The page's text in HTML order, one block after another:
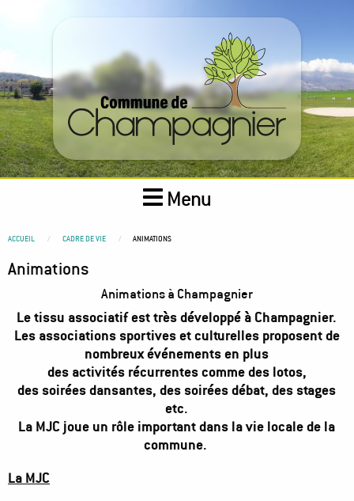
Menu
You
here
ACCUEIL CADRE DE VIE ANIMATIONS
Animations
Animations à Champagnier
Le tissu associatif est très développé à Champagnier.
Les associations sportives et culturelles proposent de
nombreux événements en plus
des activités récurrentes comme des lotos,
des soirées dansantes, des soirées débat, des stages
etc.
La MJC joue un rôle important dans la vie locale de la
commune.
La MJC